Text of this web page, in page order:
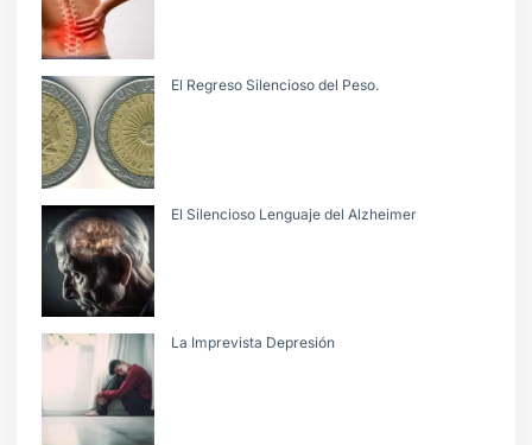
El Regreso Silencioso del Peso.
El Silencioso Lenguaje del Alzheimer
La Imprevista Depresión